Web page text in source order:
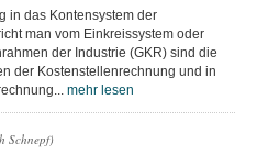
in das Kontensystem der
man vom Einkreissystem oder
der Industrie (GKR) sind die
der Kostenstellenrechnung und in
mehr lesen
Schnepf)